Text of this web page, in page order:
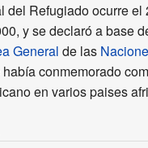
del Refugiado ocurre el
y se declaró a base
General de las
conmemorado
en varios paises